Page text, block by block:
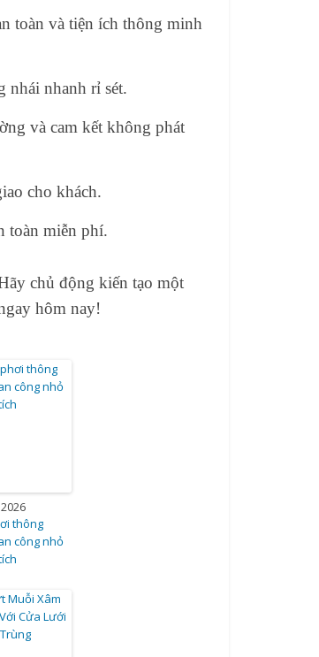
toàn và tiện ích thông minh
nhái nhanh rỉ sét.
và cam kết không phát
cho khách.
toàn miễn phí.
chủ động kiến tạo một
hôm nay!
thông
công nhỏ